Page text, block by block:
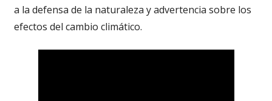
a la defensa de la naturaleza y advertencia sobre los
efectos del cambio climático.